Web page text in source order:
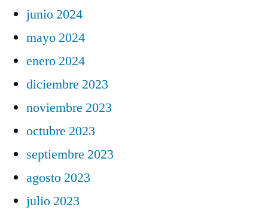
junio 2024
mayo 2024
enero 2024
diciembre 2023
noviembre 2023
octubre 2023
septiembre 2023
agosto 2023
julio 2023